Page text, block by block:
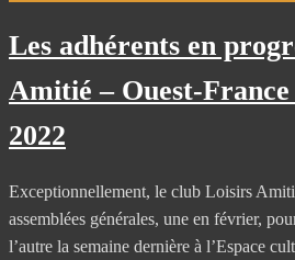
Les adhérents en
Amitié – Ouest-
2022
Exceptionnellement, le club Loisirs
assemblées générales, une en février,
l’autre la semaine dernière à l’Espace